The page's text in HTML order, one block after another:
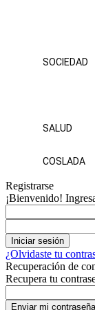
SOCIEDAD
SALUD
COSLADA
Registrarse
¡Bienvenido!
¿Olvidaste tu
Recuperación de
Recupera tu